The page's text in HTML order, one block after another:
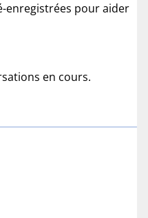
enregistrées pour aider
en cours.